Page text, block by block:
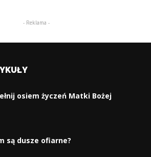
- Reklama -
osiem życzeń Matki Bożej
są dusze ofiarne?